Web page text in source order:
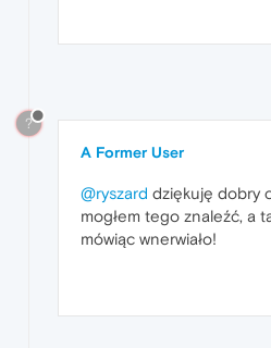
?
A Former User
@ryszard dziękuję dobry
mogłem tego znaleźć, a
mówiąc wnerwiało!